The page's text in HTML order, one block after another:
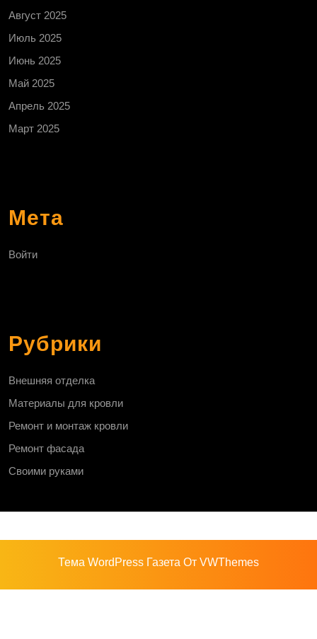
Август 2025
Июль 2025
Июнь 2025
Май 2025
Апрель 2025
Март 2025
Мета
Войти
Рубрики
Внешняя отделка
Материалы для кровли
Ремонт и монтаж кровли
Ремонт фасада
Своими руками
Тема WordPress Газета От VWThemes
вверх